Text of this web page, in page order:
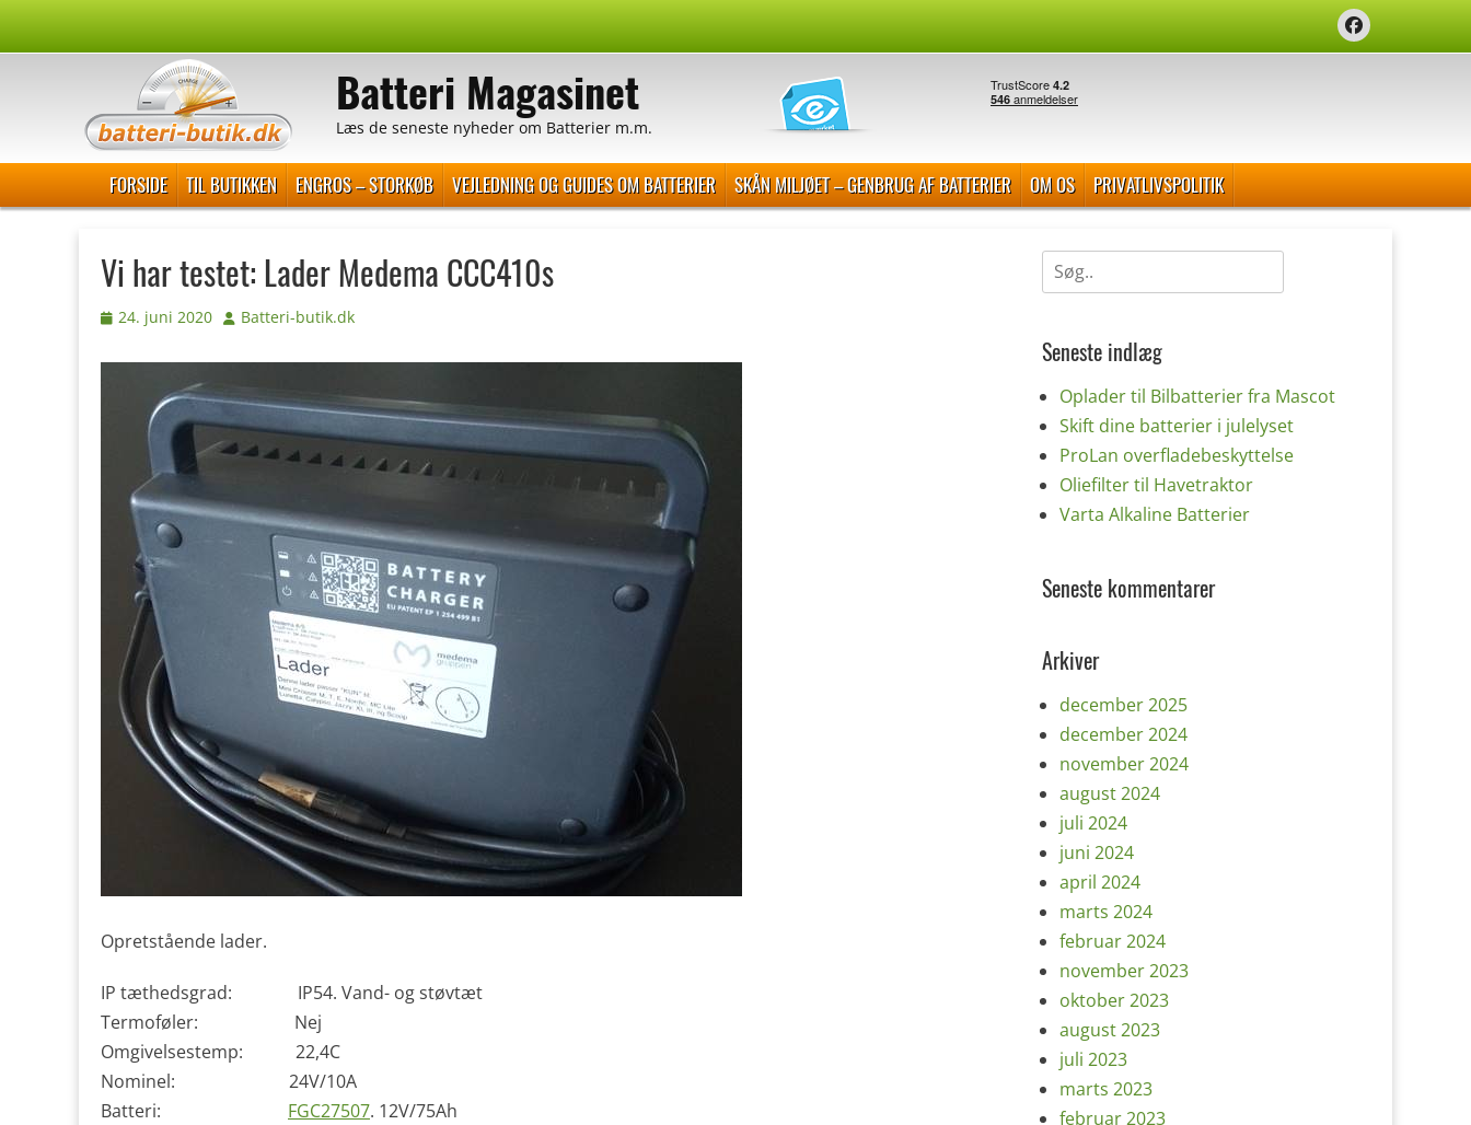
Facebook
Batteri Magasinet
Læs de seneste nyheder om Batterier m.m.
Primær Menu
FORSIDE TIL BUTIKKEN ENGROS – STORKØB VEJLEDNING OG GUIDES OM BATTERIER SKÅN MILJØET – GENBRUG AF BATTERIER OM OS PRIVATLIVSPOLITIK
Vi har testet: Lader Medema CCC410s
Udgivet
24. juni 2020 Forfatter
Batteri-butik.dk
Opretstående lader.
IP tæthedsgrad: IP54. Vand- og støvtæt
Termoføler: Nej
Omgivelsestemp: 22,4C
Nominel: 24V/10A
Batteri: FGC27507. 12V/75Ah
Søg
efter:
Seneste indlæg
Oplader til Bilbatterier fra Mascot
Skift dine batterier i julelyset
ProLan overfladebeskyttelse
Oliefilter til Havetraktor
Varta Alkaline Batterier
Seneste kommentarer
Arkiver
december 2025
december 2024
november 2024
august 2024
juli 2024
juni 2024
april 2024
marts 2024
februar 2024
november 2023
oktober 2023
august 2023
juli 2023
marts 2023
februar 2023